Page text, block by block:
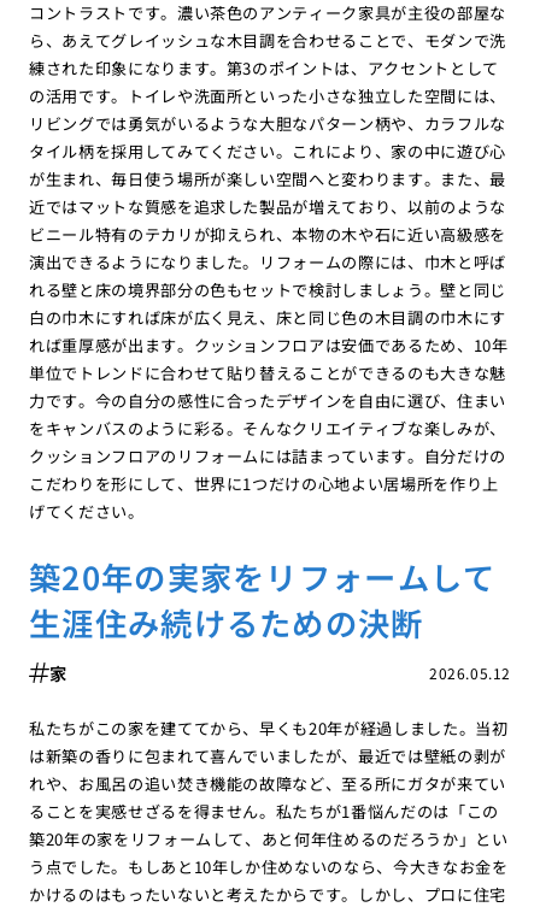
コントラストです。濃い茶色のアンティーク家具が主役の部屋な
ら、あえてグレイッシュな木目調を合わせることで、モダンで洗
練された印象になります。第3のポイントは、アクセントとして
の活用です。トイレや洗面所といった小さな独立した空間には、
リビングでは勇気がいるような大胆なパターン柄や、カラフルな
タイル柄を採用してみてください。これにより、家の中に遊び心
が生まれ、毎日使う場所が楽しい空間へと変わります。また、最
近ではマットな質感を追求した製品が増えており、以前のような
ビニール特有のテカリが抑えられ、本物の木や石に近い高級感を
演出できるようになりました。リフォームの際には、巾木と呼ば
れる壁と床の境界部分の色もセットで検討しましょう。壁と同じ
白の巾木にすれば床が広く見え、床と同じ色の木目調の巾木にす
れば重厚感が出ます。クッションフロアは安価であるため、10年
単位でトレンドに合わせて貼り替えることができるのも大きな魅
力です。今の自分の感性に合ったデザインを自由に選び、住まい
をキャンバスのように彩る。そんなクリエイティブな楽しみが、
クッションフロアのリフォームには詰まっています。自分だけの
こだわりを形にして、世界に1つだけの心地よい居場所を作り上
げてください。
築20年の実家をリフォームして
生涯住み続けるための決断
2026.05.12
家
私たちがこの家を建ててから、早くも20年が経過しました。当初
は新築の香りに包まれて喜んでいましたが、最近では壁紙の剥が
れや、お風呂の追い焚き機能の故障など、至る所にガタが来てい
ることを実感せざるを得ません。私たちが1番悩んだのは「この
築20年の家をリフォームして、あと何年住めるのだろうか」とい
う点でした。もしあと10年しか住めないのなら、今大きなお金を
かけるのはもったいないと考えたからです。しかし、プロに住宅